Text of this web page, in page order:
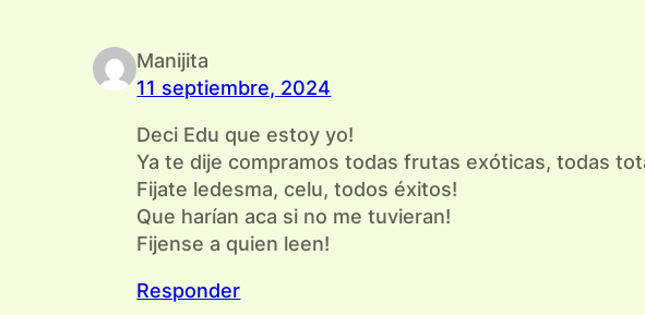
Manijita
11 septiembre, 2024
Deci Edu que estoy yo!
Ya te dije compramos todas frutas exóticas, todas
Fijate ledesma, celu, todos éxitos!
Que harían aca si no me tuvieran!
Fijense a quien leen!
Responder